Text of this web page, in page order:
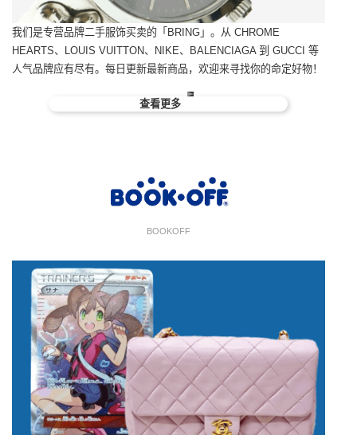
我们是专营品牌二手服饰买卖的「BRING」。从 CHROME
HEARTS、LOUIS VUITTON、NIKE、BALENCIAGA 到 GUCCI 等
人气品牌应有尽有。每日更新最新商品，欢迎来寻找你的命定好物！
查看更多
BOOKOFF